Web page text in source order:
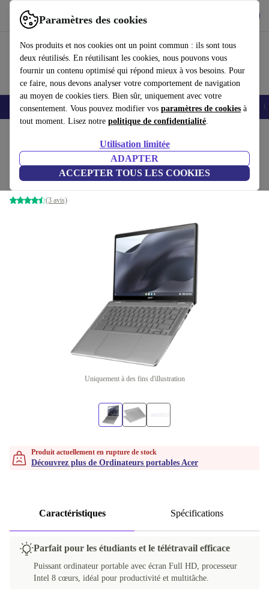
Paramètres des cookies
Nos produits et nos cookies ont un point commun : ils sont tous
deux réutilisés. En réutilisant les cookies, nous pouvons vous
fournir un contenu optimisé qui répond mieux à vos besoins. Pour
ce faire, nous devons analyser votre comportement de navigation
au moyen de cookies tiers. Bien sûr, uniquement avec votre
consentement. Vous pouvez modifier vos paramètres de cookies à
tout moment. Lisez notre politique de confidentialité.
Utilisation limitée
ADAPTER
ACCEPTER TOUS LES COOKIES
Utilisez refurbed rapidement et facilement
Smartphones Laptops Tablettes Montres connectées Accessoires
Acer Chromebook Plus 514 | i3-N305 | 14"
8 GB | 128 GB SSD | Chrome OS | DE
(3 avis)
Uniquement à des fins d'illustration
Produit actuellement en rupture de stock
Découvrez plus de Ordinateurs portables Acer
Caractéristiques Spécifications
Parfait pour les étudiants et le télétravail efficace
Puissant ordinateur portable avec écran Full HD, processeur
Intel 8 cœurs, idéal pour productivité et multitâche.